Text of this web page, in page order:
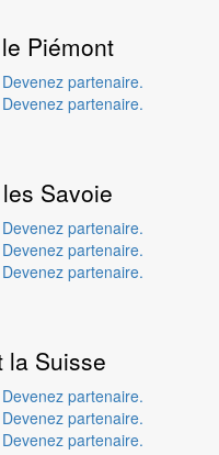
Piémont
Devenez partenaire.
Devenez partenaire.
Savoie
Devenez partenaire.
Devenez partenaire.
Devenez partenaire.
la Suisse
Devenez partenaire.
Devenez partenaire.
Devenez partenaire.